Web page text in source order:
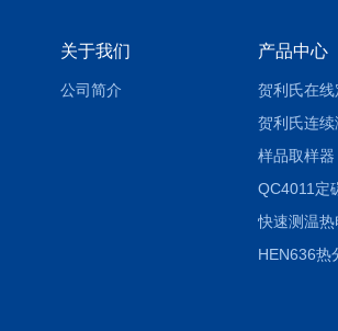
关于我们
公司简介
产品中心
贺利氏在线
贺利氏连续
样品取样器
QC4011定
快速测温热
HEN636热